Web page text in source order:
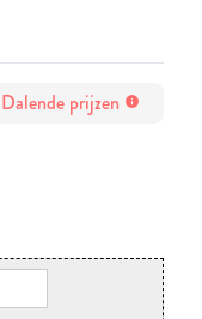
Dalende prijzen info